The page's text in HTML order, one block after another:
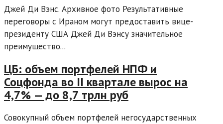
Джей Ди Вэнс. Архивное фото Результативные
переговоры с Ираном могут предоставить вице-
президенту США Джей Ди Вэнсу значительное
преимущество...
ЦБ: объем портфелей НПФ и
Соцфонда во II квартале вырос на
4,7% — до 8,7 трлн руб
Совокупный объем портфелей негосударственных